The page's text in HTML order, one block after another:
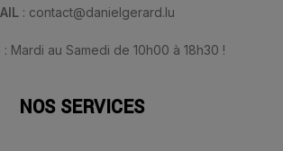
: contact@danielgerard.lu
: Mardi au Samedi de 10h00 à 18h30 !
NOS SERVICES